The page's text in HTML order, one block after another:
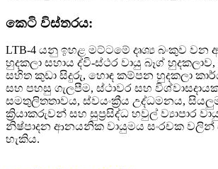
කෙටි විස්තරය:
LTB-4 යනු ඉහළ මට්ටමේ දෘශ්‍ය බංකුව වන
හුදකලා සහාය ද්වි-ස්ථර වායු බෑග්
සහිත කුඩා සිදුරු, හොඳ කම්පන හුදකලා
සහ පහසු ගැලපීම, ස්ථාවර සහ
සමතුලිතතාවය, ස්වයංක්‍රීය උද්ධමනය,
ක්‍රියාකරුවන් සහ සුප්‍රසිද්ධ හවුල් ව්‍යාපාර
නිෂ්පාදන ආනයනික වායුමය සංරචක
හැකිය.